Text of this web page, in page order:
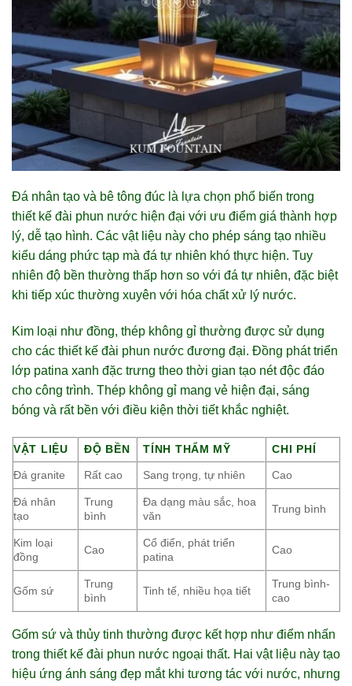
Đá nhân tạo và bê tông đúc là lựa chọn phổ biến trong
thiết kế đài phun nước hiện đại với ưu điểm giá thành hợp
lý, dễ tạo hình. Các vật liệu này cho phép sáng tạo nhiều
kiểu dáng phức tạp mà đá tự nhiên khó thực hiện. Tuy
nhiên độ bền thường thấp hơn so với đá tự nhiên, đặc biệt
khi tiếp xúc thường xuyên với hóa chất xử lý nước.
Kim loại như đồng, thép không gỉ thường được sử dụng
cho các thiết kế đài phun nước đương đại. Đồng phát triển
lớp patina xanh đặc trưng theo thời gian tạo nét độc đáo
cho công trình. Thép không gỉ mang vẻ hiện đại, sáng
bóng và rất bền với điều kiện thời tiết khắc nghiệt.
VẬT LIỆU ĐỘ BỀN TÍNH THẨM MỸ CHI PHÍ
Đá granite Rất cao Sang trọng, tự nhiên Cao
Đá nhân
tạo
Trung
bình
Đa dạng màu sắc, hoa
văn
Trung bình
Kim loại
đồng
Cao
Cổ điển, phát triển
patina
Cao
Gốm sứ
Trung
bình
Tinh tế, nhiều họa tiết
Trung bình-
cao
Gốm sứ và thủy tinh thường được kết hợp như điểm nhấn
trong thiết kế đài phun nước ngoại thất. Hai vật liệu này tạo
hiệu ứng ánh sáng đẹp mắt khi tương tác với nước, nhưng